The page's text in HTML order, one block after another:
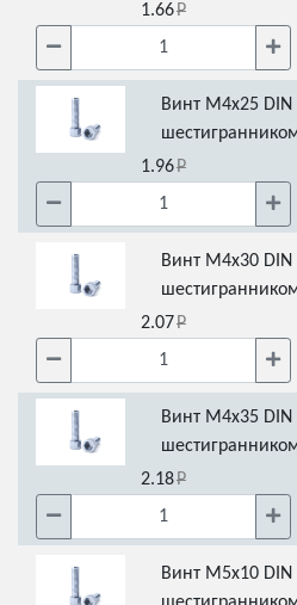
1.66
Винт М4х25
1.96
Винт М4х30
2.07
Винт М4х35
2.18
Винт М5х10